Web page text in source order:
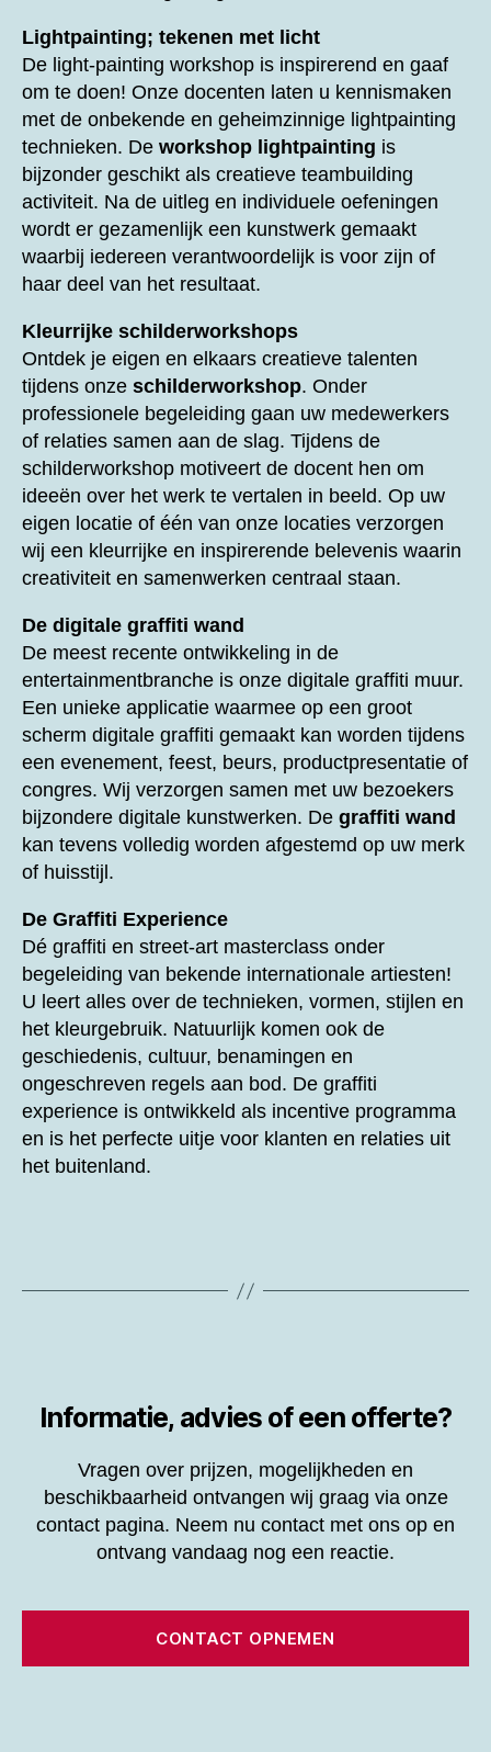
Lightpainting; tekenen met licht
De light-painting workshop is inspirerend en gaaf
om te doen! Onze docenten laten u kennismaken
met de onbekende en geheimzinnige lightpainting
technieken. De workshop lightpainting is
bijzonder geschikt als creatieve teambuilding
activiteit. Na de uitleg en individuele oefeningen
wordt er gezamenlijk een kunstwerk gemaakt
waarbij iedereen verantwoordelijk is voor zijn of
haar deel van het resultaat.
Kleurrijke schilderworkshops
Ontdek je eigen en elkaars creatieve talenten
tijdens onze schilderworkshop. Onder
professionele begeleiding gaan uw medewerkers
of relaties samen aan de slag. Tijdens de
schilderworkshop motiveert de docent hen om
ideeën over het werk te vertalen in beeld. Op uw
eigen locatie of één van onze locaties verzorgen
wij een kleurrijke en inspirerende belevenis waarin
creativiteit en samenwerken centraal staan.
De digitale graffiti wand
De meest recente ontwikkeling in de
entertainmentbranche is onze digitale graffiti muur.
Een unieke applicatie waarmee op een groot
scherm digitale graffiti gemaakt kan worden tijdens
een evenement, feest, beurs, productpresentatie of
congres. Wij verzorgen samen met uw bezoekers
bijzondere digitale kunstwerken. De graffiti wand
kan tevens volledig worden afgestemd op uw merk
of huisstijl.
De Graffiti Experience
Dé graffiti en street-art masterclass onder
begeleiding van bekende internationale artiesten!
U leert alles over de technieken, vormen, stijlen en
het kleurgebruik. Natuurlijk komen ook de
geschiedenis, cultuur, benamingen en
ongeschreven regels aan bod. De graffiti
experience is ontwikkeld als incentive programma
en is het perfecte uitje voor klanten en relaties uit
het buitenland.
Informatie, advies of een offerte?
Vragen over prijzen, mogelijkheden en
beschikbaarheid ontvangen wij graag via onze
contact pagina. Neem nu contact met ons op en
ontvang vandaag nog een reactie.
CONTACT OPNEMEN